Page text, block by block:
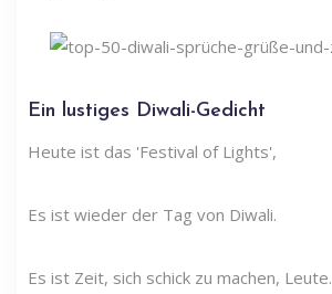
Ein lustiges Diwali-Gedicht
Heute ist das 'Festival of Lights',
Es ist wieder der Tag von Diwali.
Es ist Zeit, sich schick zu machen, Leute.